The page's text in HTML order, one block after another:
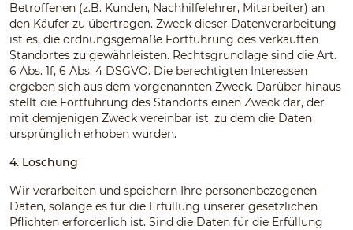
Betroffenen (z.B. Kunden, Nachhilfelehrer, Mitarbeiter) an
den Käufer zu übertragen. Zweck dieser Datenverarbeitung
ist es, die ordnungsgemäße Fortführung des verkauften
Standortes zu gewährleisten. Rechtsgrundlage sind die Art.
6 Abs. 1f, 6 Abs. 4 DSGVO. Die berechtigten Interessen
ergeben sich aus dem vorgenannten Zweck. Darüber hinaus
stellt die Fortführung des Standorts einen Zweck dar, der
mit demjenigen Zweck vereinbar ist, zu dem die Daten
ursprünglich erhoben wurden.
4. Löschung
Wir verarbeiten und speichern Ihre personenbezogenen
Daten, solange es für die Erfüllung unserer gesetzlichen
Pflichten erforderlich ist. Sind die Daten für die Erfüllung